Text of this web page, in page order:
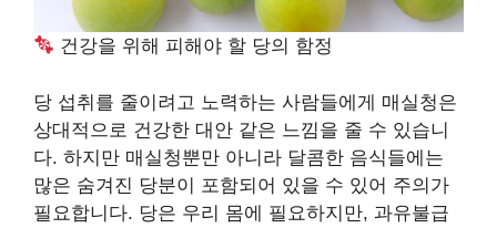
건강을 위해 피해야 할 당의 함정
당 섭취를 줄이려고 노력하는 사람들에게 매실청은
상대적으로 건강한 대안 같은 느낌을 줄 수 있습니
다. 하지만 매실청뿐만 아니라 달콤한 음식들에는
많은 숨겨진 당분이 포함되어 있을 수 있어 주의가
필요합니다. 당은 우리 몸에 필요하지만, 과유불급